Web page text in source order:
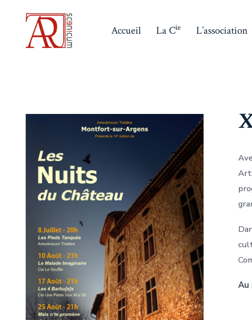
contenu
Accueil La Cie L’association
Au